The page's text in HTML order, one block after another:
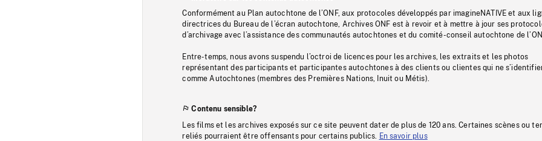
Conformément au Plan autochtone de l’ONF, aux protocoles développés par imagineNATIVE et aux
directrices du Bureau de l’écran autochtone, Archives ONF est à revoir et à mettre à jour ses
d’archivage avec l’assistance des communautés autochtones et du comité-conseil autochtone de
Entre-temps, nous avons suspendu l’octroi de licences pour les archives, les extraits et les photos
représentant des participants et participantes autochtones à des clients ou clientes qui ne
comme Autochtones (membres des Premières Nations, Inuit ou Métis).
Contenu sensible?
Les films et les archives exposés sur ce site peuvent dater de plus de 120 ans. Certaines scènes ou
reliés pourraient être offensants pour certains publics.
En savoir plus